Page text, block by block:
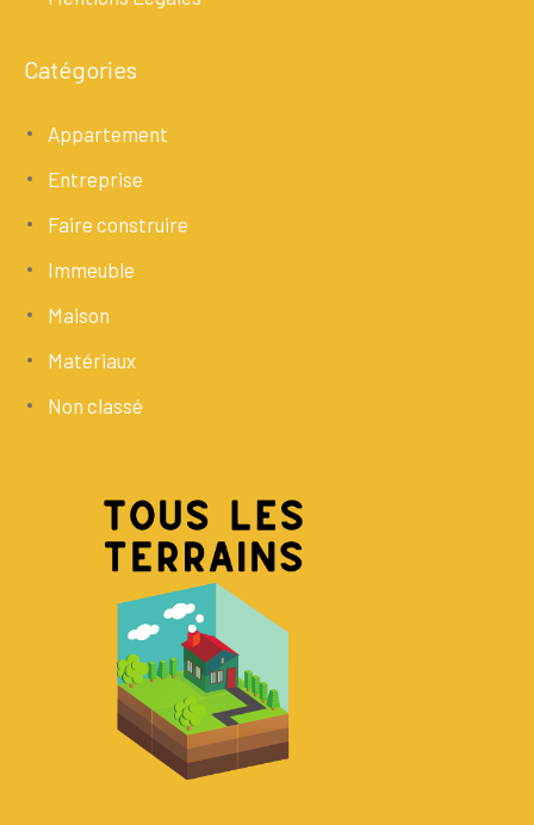
Catégories
Appartement
Entreprise
Faire construire
Immeuble
Maison
Matériaux
Non classé